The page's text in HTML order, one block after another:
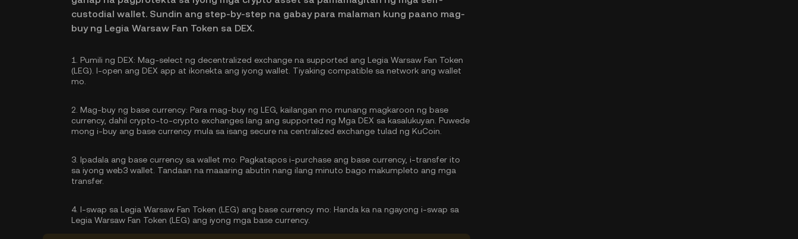
custodial wallet. Sundin ang step-by-step na gabay para malaman kung paano mag-
buy ng Legia Warsaw Fan Token sa DEX.
1. Pumili ng DEX: Mag-select ng decentralized exchange na supported ang Legia Warsaw Fan Token
(LEG). I-open ang DEX app at ikonekta ang iyong wallet. Tiyaking compatible sa network ang wallet
mo.
2. Mag-buy ng base currency: Para mag-buy ng LEG, kailangan mo munang magkaroon ng base
currency, dahil crypto-to-crypto exchanges lang ang supported ng Mga DEX sa kasalukuyan. Puwede
mong i-buy ang base currency mula sa isang secure na centralized exchange tulad ng KuCoin.
3. Ipadala ang base currency sa wallet mo: Pagkatapos i-purchase ang base currency, i-transfer ito
sa iyong web3 wallet. Tandaan na maaaring abutin nang ilang minuto bago makumpleto ang mga
transfer.
4. I-swap sa Legia Warsaw Fan Token (LEG) ang base currency mo: Handa ka na ngayong i-swap sa
Legia Warsaw Fan Token (LEG) ang iyong mga base currency.